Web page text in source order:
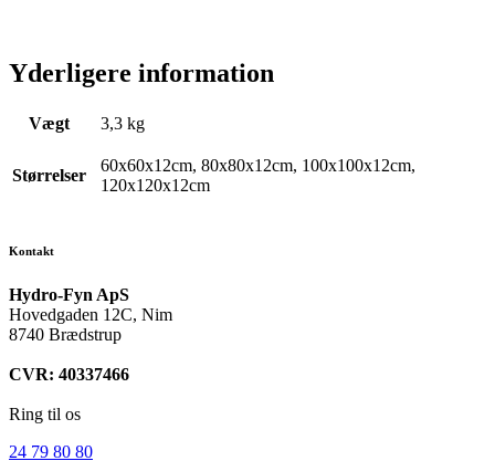
Yderligere information
Vægt 3,3 kg
Størrelser
60x60x12cm, 80x80x12cm, 100x100x12cm,
120x120x12cm
Kontakt
Hydro-Fyn ApS
Hovedgaden 12C, Nim
8740 Brædstrup
CVR: 40337466
Ring til os
24 79 80 80